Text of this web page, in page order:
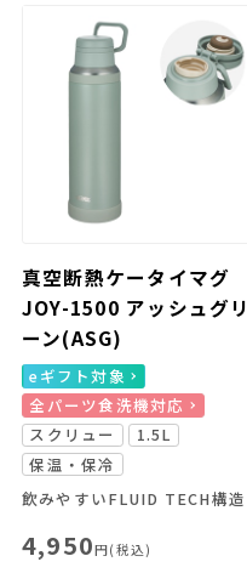
真空断熱ケータイマグ
JOY-1500 アッシュグリ
ーン(ASG)
eギフト対象
全パーツ食洗機対応
スクリュー
1.5L
保温・保冷
飲みやすいFLUID TECH構造
4,950円(税込)